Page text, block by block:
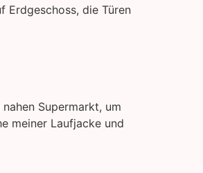
Erdgeschoss, die Türen
Supermarkt, um
meiner Laufjacke und